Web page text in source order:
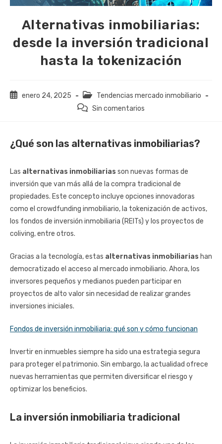
Alternativas inmobiliarias:
desde la inversión tradicional
hasta la tokenización
Publicación
enero 24, 2025
Categoría
de
Tendencias mercado inmobiliario
Comentarios
entrada:
Sin comentarios
¿Qué son las alternativas inmobiliarias?
Las alternativas inmobiliarias son nuevas formas de
inversión que van más allá de la compra tradicional de
propiedades. Este concepto incluye opciones innovadoras
como el crowdfunding inmobiliario, la tokenización de activos,
los fondos de inversión inmobiliaria (REITs) y los proyectos de
coliving, entre otros.
Gracias a la tecnología, estas alternativas inmobiliarias han
democratizado el acceso al mercado inmobiliario. Ahora, los
inversores pequeños y medianos pueden participar en
proyectos de alto valor sin necesidad de realizar grandes
inversiones iniciales.
Fondos de inversión inmobiliaria: qué son y cómo funcionan
Invertir en inmuebles siempre ha sido una estrategia segura
para proteger el patrimonio. Sin embargo, la actualidad ofrece
nuevas herramientas que permiten diversificar el riesgo y
optimizar los beneficios.
La inversión inmobiliaria tradicional